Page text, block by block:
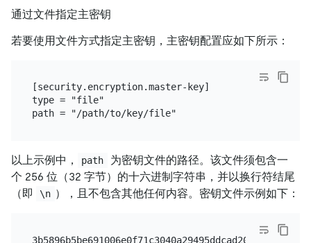
通过文件指定主密钥
若要使用文件方式指定主密钥，主密钥配置应如下所示：
[security.encryption.master-key]
type = "file"
以上示例中， path
为密钥文件的路径。该文件须包含一
个 256 位（32 字节）的十六进制字符串，并以换行符结尾
（即
\n ），且不包含其他任何内容。密钥文件示例如下：